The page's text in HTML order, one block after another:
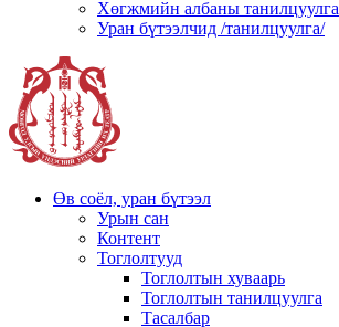
Хөгжмийн албаны танилцуулга
Уран бүтээлчид /танилцуулга/
Өв соёл, уран бүтээл
Урын сан
Контент
Тоглолтууд
Тоглолтын хуваарь
Тоглолтын танилцуулга
Тасалбар